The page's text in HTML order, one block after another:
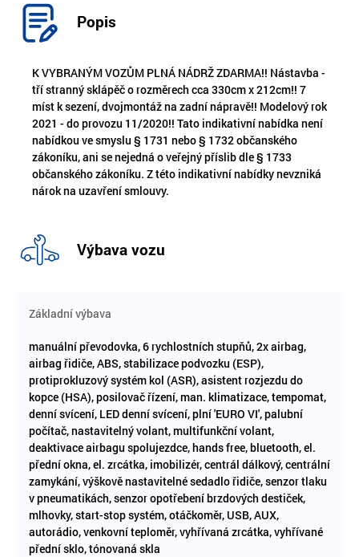
Popis
K VYBRANÝM VOZŮM PLNÁ NÁDRŽ ZDARMA!! Nástavba -
tří stranný sklápěč o rozměrech cca 330cm x 212cm!! 7
míst k sezení, dvojmontáž na zadní nápravě!! Modelový rok
2021 - do provozu 11/2020!! Tato indikativní nabídka není
nabídkou ve smyslu § 1731 nebo § 1732 občanského
zákoníku, ani se nejedná o veřejný příslib dle § 1733
občanského zákoníku. Z této indikativní nabídky nevzniká
nárok na uzavření smlouvy.
Výbava vozu
Základní výbava
manuální převodovka, 6 rychlostních stupňů, 2x airbag,
airbag řidiče, ABS, stabilizace podvozku (ESP),
protiprokluzový systém kol (ASR), asistent rozjezdu do
kopce (HSA), posilovač řízení, man. klimatizace, tempomat,
denní svícení, LED denní svícení, plní 'EURO VI', palubní
počítač, nastavitelný volant, multifunkční volant,
deaktivace airbagu spolujezdce, hands free, bluetooth, el.
přední okna, el. zrcátka, imobilizér, centrál dálkový, centrální
zamykání, výškově nastavitelné sedadlo řidiče, senzor tlaku
v pneumatikách, senzor opotřebení brzdových destiček,
mlhovky, start-stop systém, otáčkoměr, USB, AUX,
autorádio, venkovní teploměr, vyhřívaná zrcátka, vyhřívané
přední sklo, tónovaná skla